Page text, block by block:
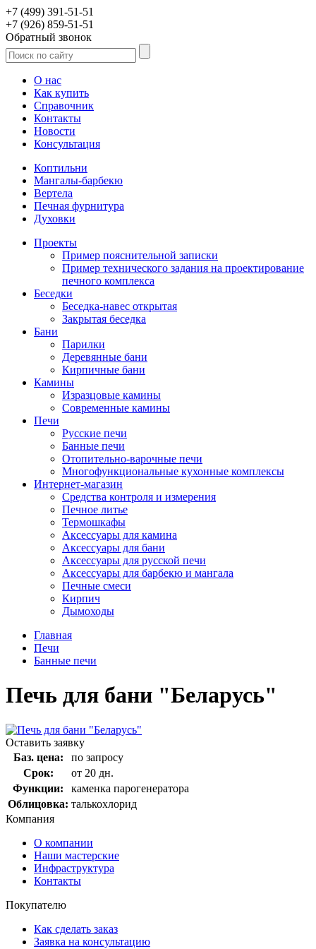
+7 (499) 391-51-51
+7 (926) 859-51-51
Обратный звонок
О нас
Как купить
Справочник
Контакты
Новости
Консультация
Коптильни
Мангалы-барбекю
Вертела
Печная фурнитура
Духовки
Проекты
Пример пояснительной записки
Пример технического задания на проектирование
печного комплекса
Беседки
Беседка-навес открытая
Закрытая беседка
Бани
Парилки
Деревянные бани
Кирпичные бани
Камины
Изразцовые камины
Современные камины
Печи
Русские печи
Банные печи
Отопительно-варочные печи
Многофункциональные кухонные комплексы
Интернет-магазин
Средства контроля и измерения
Печное литье
Термошкафы
Аксессуары для камина
Аксессуары для бани
Аксессуары для русской печи
Аксессуары для барбекю и мангала
Печные смеси
Кирпич
Дымоходы
Главная
Печи
Банные печи
Печь для бани "Беларусь"
Оставить заявку
Баз. цена:
по запросу
Срок:
от 20 дн.
Функции:
каменка парогенератора
Облицовка: талькохлорид
Компания
О компании
Наши мастерские
Инфраструктура
Контакты
Покупателю
Как сделать заказ
Заявка на консультацию